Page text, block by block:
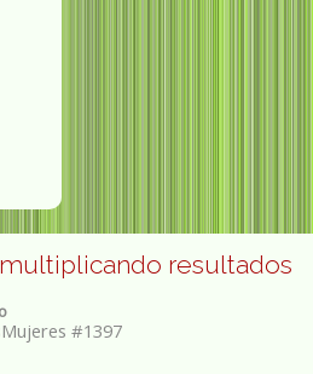
resultados
#1397